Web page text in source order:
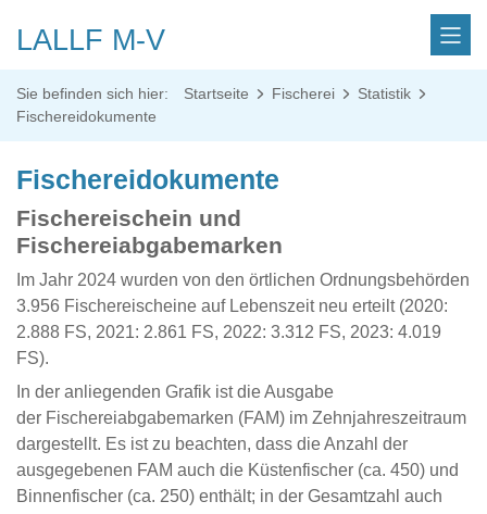
LALLF M-V
Sie befinden sich hier: Startseite Fischerei
Statistik
Fischereidokumente
Fischereidokumente
Fischereischein und
Fischereiabgabemarken
Im Jahr 2024 wurden von den örtlichen Ordnungsbehörden
3.956 Fischereischeine auf Lebenszeit neu erteilt (2020:
2.888 FS, 2021: 2.861 FS, 2022: 3.312 FS, 2023: 4.019
FS).
In der anliegenden Grafik ist die Ausgabe
der Fischereiabgabemarken (FAM) im Zehnjahreszeitraum
dargestellt. Es ist zu beachten, dass die Anzahl der
ausgegebenen FAM auch die Küstenfischer (ca. 450) und
Binnenfischer (ca. 250) enthält; in der Gesamtzahl auch